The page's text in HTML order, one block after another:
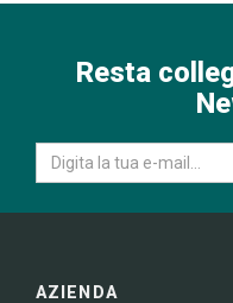
Resta
AZIENDA